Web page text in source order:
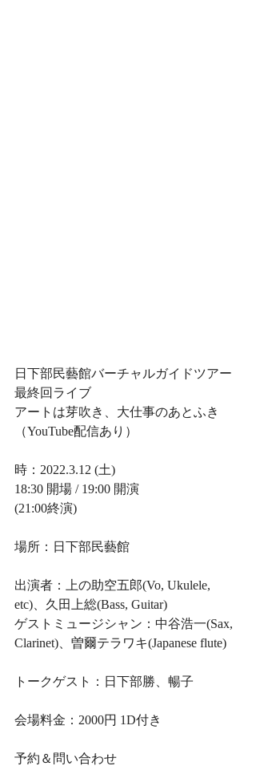
日下部民藝館バーチャルガイドツアー
最終回ライブ
アートは芽吹き、大仕事のあとふき
（YouTube配信あり）
時：2022.3.12 (土)
18:30 開場 / 19:00 開演
(21:00終演)
場所：日下部民藝館
出演者：上の助空五郎(Vo, Ukulele,
etc)、久田上総(Bass, Guitar)
ゲストミュージシャン：中谷浩一(Sax,
Clarinet)、曽爾テラワキ(Japanese flute)
トークゲスト：日下部勝、暢子
会場料金：2000円 1D付き
予約＆問い合わせ